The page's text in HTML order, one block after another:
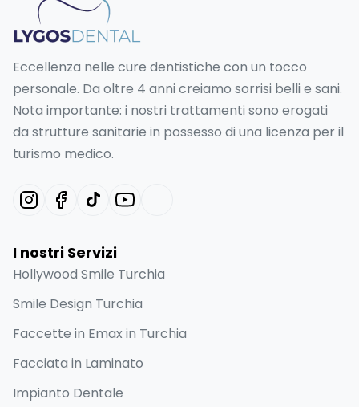
Eccellenza nelle cure dentistiche con un tocco
personale. Da oltre 4 anni creiamo sorrisi belli e sani.
Nota importante: i nostri trattamenti sono erogati
da strutture sanitarie in possesso di una licenza per il
turismo medico.
I nostri Servizi
Hollywood Smile Turchia
Smile Design Turchia
Faccette in Emax in Turchia
Facciata in Laminato
Impianto Dentale